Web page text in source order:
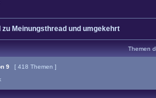
Meinungsthread und umgekehrt
Themen
9 [ 418 Themen ]